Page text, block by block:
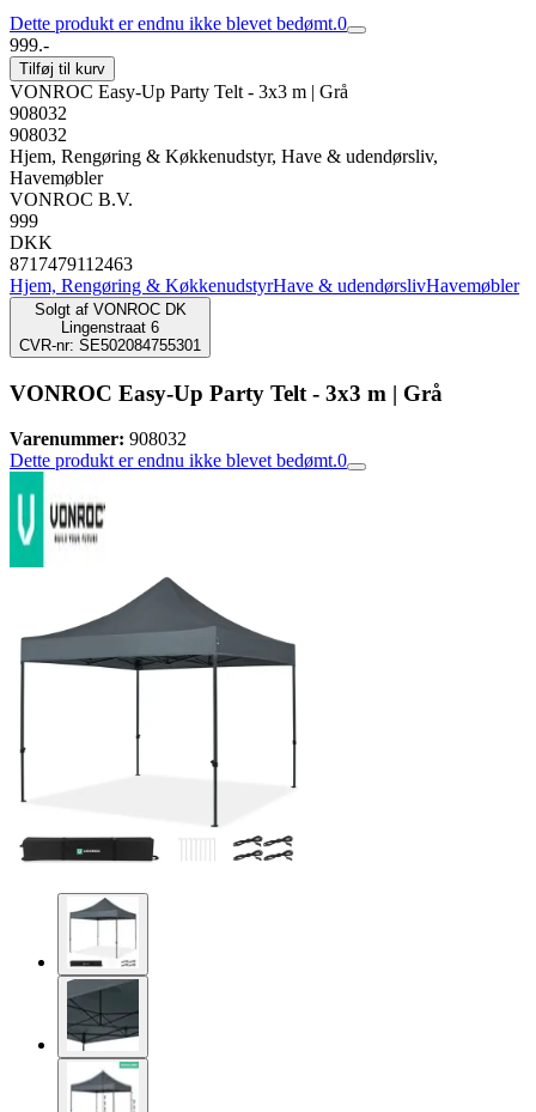
Dette produkt er endnu ikke blevet bedømt.0
999.-
Tilføj til kurv
VONROC Easy-Up Party Telt - 3x3 m | Grå
908032
908032
Hjem, Rengøring & Køkkenudstyr, Have & udendørsliv,
Havemøbler
VONROC B.V.
999
DKK
8717479112463
Hjem, Rengøring & KøkkenudstyrHave & udendørslivHavemøbler
Solgt af VONROC DK
Lingenstraat 6
CVR-nr: SE502084755301
VONROC Easy-Up Party Telt - 3x3 m | Grå
Varenummer: 908032
Dette produkt er endnu ikke blevet bedømt.0